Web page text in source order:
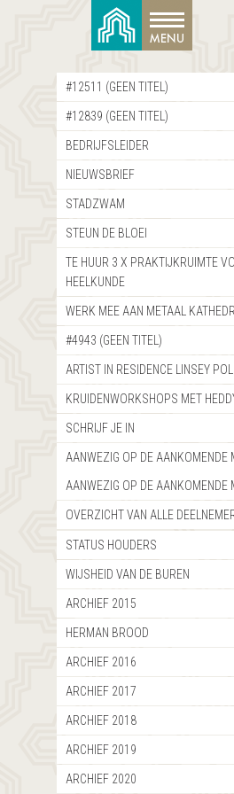
#12511 (GEEN TITEL)
#12839 (GEEN TITEL)
BEDRIJFSLEIDER
NIEUWSBRIEF
STADZWAM
STEUN DE BLOEI
TE HUUR 3 X PRAKTIJKRUIMTE
HEELKUNDE
WERK MEE AAN METAAL
#4943 (GEEN TITEL)
ARTIST IN RESIDENCE LINSEY
KRUIDENWORKSHOPS MET
SCHRIJF JE IN
AANWEZIG OP DE AANKOMENDE
AANWEZIG OP DE AANKOMENDE
OVERZICHT VAN ALLE
STATUS HOUDERS
WIJSHEID VAN DE BUREN
ARCHIEF 2015
HERMAN BROOD
ARCHIEF 2016
ARCHIEF 2017
ARCHIEF 2018
ARCHIEF 2019
ARCHIEF 2020